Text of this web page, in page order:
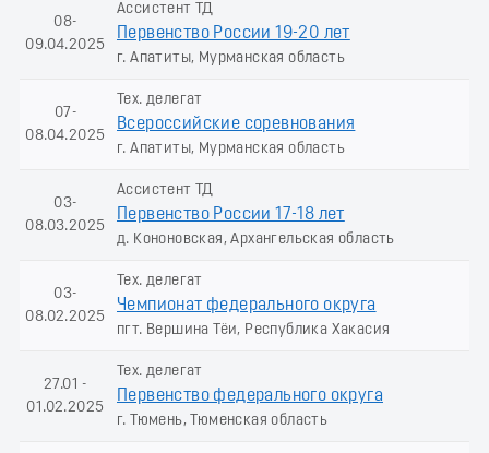
08-
09.04.2025
Ассистент ТД
Первенство России 19-20 лет
г. Апатиты, Мурманская область
07-
08.04.2025
Тех. делегат
Всероссийские соревнования
г. Апатиты, Мурманская область
03-
08.03.2025
Ассистент ТД
Первенство России 17-18 лет
д. Кононовская, Архангельская область
03-
08.02.2025
Тех. делегат
Чемпионат федерального округа
пгт. Вершина Тёи, Республика Хакасия
27.01 -
01.02.2025
Тех. делегат
Первенство федерального округа
г. Тюмень, Тюменская область